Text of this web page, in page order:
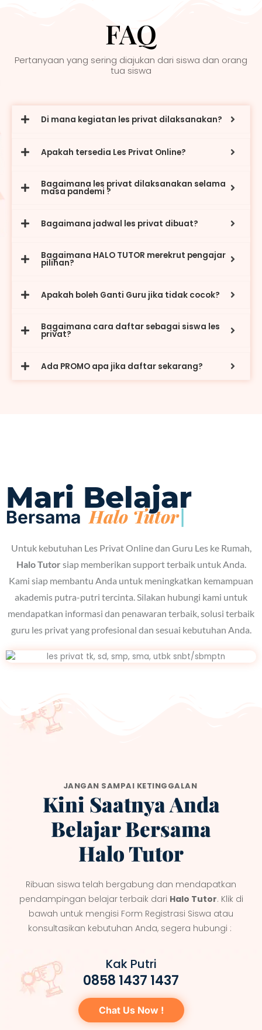
FAQ
Pertanyaan yang sering diajukan dari siswa dan orang
tua siswa
Di mana kegiatan les privat dilaksanakan?
Apakah tersedia Les Privat Online?
Bagaimana les privat dilaksanakan selama
masa pandemi ?
Bagaimana jadwal les privat dibuat?
Bagaimana HALO TUTOR merekrut pengajar
pilihan?
Apakah boleh Ganti Guru jika tidak cocok?
Bagaimana cara daftar sebagai siswa les
privat?
Ada PROMO apa jika daftar sekarang?
Mari Belajar
Bersama Halo Tutor
Untuk kebutuhan Les Privat Online dan Guru Les ke Rumah,
Halo Tutor siap memberikan support terbaik untuk Anda.
Kami siap membantu Anda untuk meningkatkan kemampuan
akademis putra-putri tercinta. Silakan hubungi kami untuk
mendapatkan informasi dan penawaran terbaik, solusi terbaik
guru les privat yang profesional dan sesuai kebutuhan Anda.
JANGAN SAMPAI KETINGGALAN
Kini Saatnya Anda
Belajar Bersama
Halo Tutor
Ribuan siswa telah bergabung dan mendapatkan
pendampingan belajar terbaik dari Halo Tutor. Klik di
bawah untuk mengisi Form Registrasi Siswa atau
konsultasikan kebutuhan Anda, segera hubungi :
Kak Putri
0858 1437 1437
Chat Us Now !